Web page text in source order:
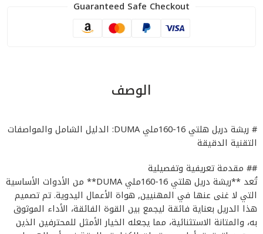
Guaranteed Safe Checkout
الوصف
# ريشة دريل هلتي 16-160ملي DUMA: الدليل الشامل والمواصفات
التقنية الدقيقة
## مقدمة تعريفية وتفصيلية
تُعد **ريشة دريل هلتي 16-160ملي DUMA** من الأدوات الأساسية
التي لا غنى عنها في المهنيين, هواة الأعمال اليدوية. تم تصميم
هذا الدريل بعناية فائقة ليجمع بين القوة الفائقة، الأداء الموثوق
به، والمتانة الاستثنائية، مما يجعله الخيار الأمثل للمحترفين الذين